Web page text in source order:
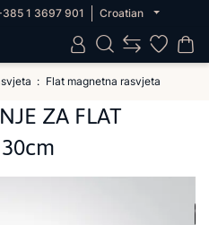
1 3697 901 Croatian
Flat magnetna rasvjeta
ZA FLAT